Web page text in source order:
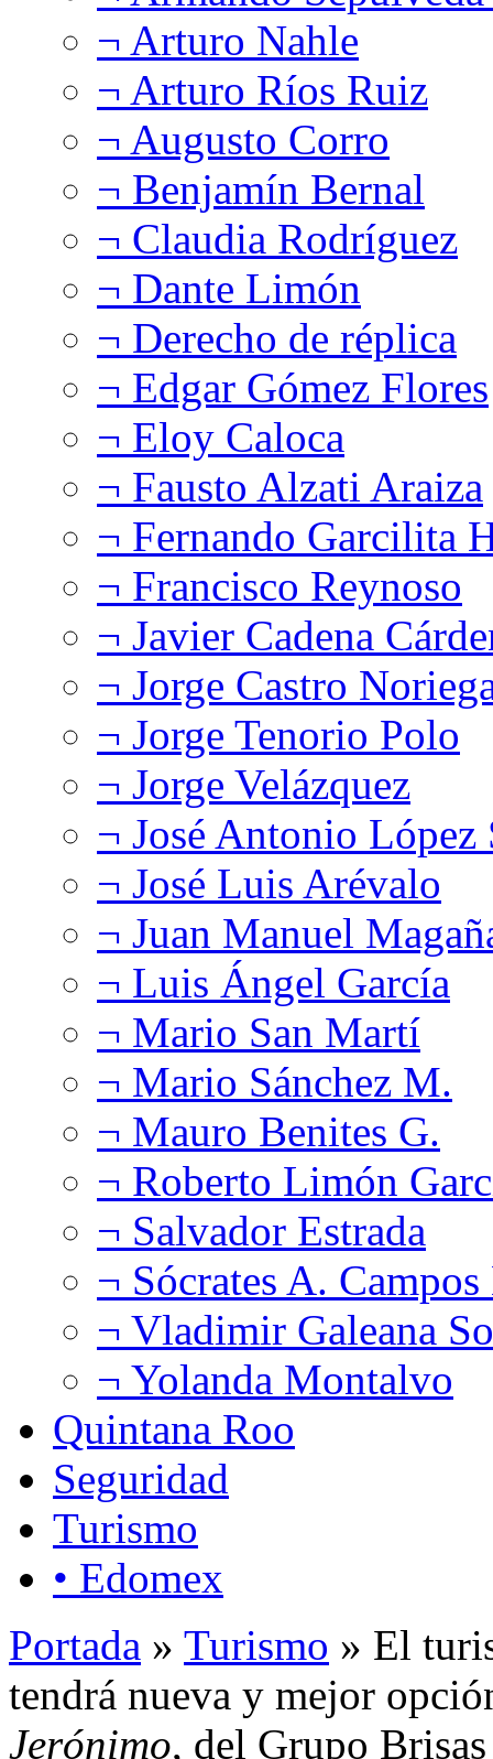
¬ Arturo Nahle
¬ Arturo Ríos Ruiz
¬ Augusto Corro
¬ Benjamín Bernal
¬ Claudia Rodríguez
¬ Dante Limón
¬ Derecho de réplica
¬ Edgar Gómez Flores
¬ Eloy Caloca
¬ Fausto Alzati Araiza
¬ Fernando Garcilita
¬ Francisco Reynoso
¬ Javier Cadena
¬ Jorge Castro
¬ Jorge Tenorio Polo
¬ Jorge Velázquez
¬ José Antonio López
¬ José Luis Arévalo
¬ Juan Manuel
¬ Luis Ángel García
¬ Mario San Martí
¬ Mario Sánchez M.
¬ Mauro Benites G.
¬ Roberto Limón
¬ Salvador Estrada
¬ Sócrates A.
¬ Vladimir Galeana
¬ Yolanda Montalvo
Quintana Roo
Seguridad
Turismo
• Edomex
Portada » Turismo » El
tendrá nueva y mejor
Jerónimo, del Grupo Brisas